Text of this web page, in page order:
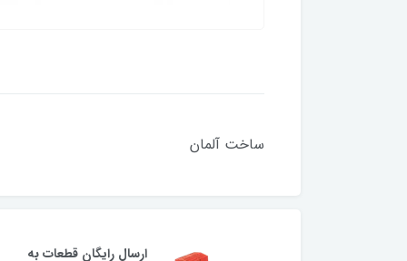
ساخت آلمان
ارسال رایگان قطعات به